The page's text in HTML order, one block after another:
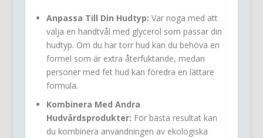
Anpassa Till Din Hudtyp: Var noga med att
välja en handtvål med glycerol som passar din
hudtyp. Om du har torr hud kan du behöva en
formel som är extra återfuktande, medan
personer med fet hud kan föredra en lättare
formula.
Kombinera Med Andra
Hudvårdsprodukter: För bästa resultat kan
du kombinera användningen av ekologiska